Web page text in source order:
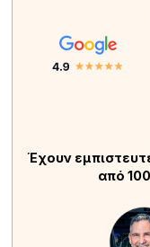
Έχουν
από